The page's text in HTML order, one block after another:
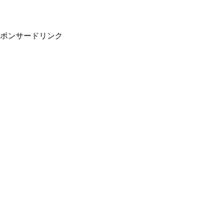
ンサードリンク